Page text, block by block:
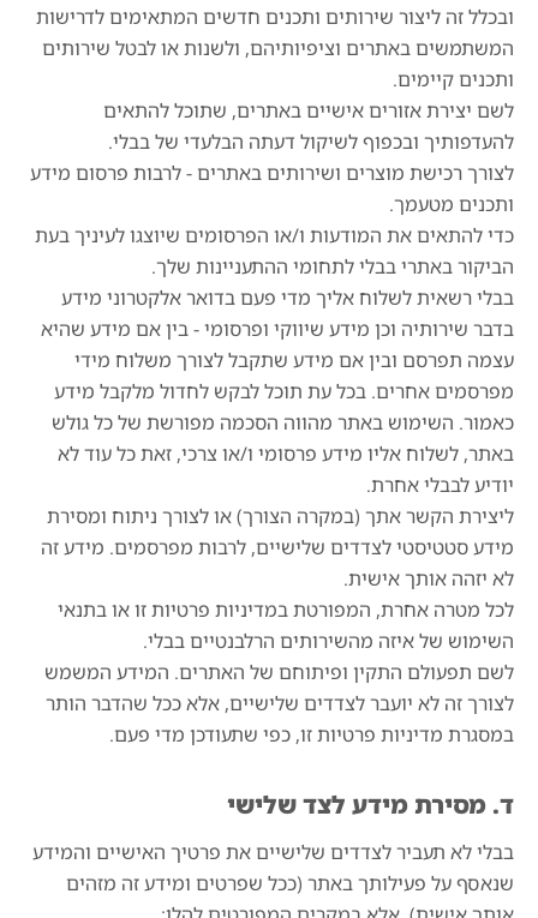
ובכלל זה ליצור שירותים ותכנים חדשים המתאימים לדרישות
המשתמשים באתרים וציפיותיהם, ולשנות או לבטל שירותים
ותכנים קיימים.
לשם יצירת אזורים אישיים באתרים, שתוכל להתאים
להעדפותיך ובכפוף לשיקול דעתה הבלעדי של בבלי.
לצורך רכישת מוצרים ושירותים באתרים - לרבות פרסום מידע
ותכנים מטעמך.
כדי להתאים את המודעות ו/או הפרסומים שיוצגו לעיניך בעת
הביקור באתרי בבלי לתחומי ההתעניינות שלך.
בבלי רשאית לשלוח אליך מדי פעם בדואר אלקטרוני מידע
בדבר שירותיה וכן מידע שיווקי ופרסומי - בין אם מידע שהיא
עצמה תפרסם ובין אם מידע שתקבל לצורך משלוח מידי
מפרסמים אחרים. בכל עת תוכל לבקש לחדול מלקבל מידע
כאמור. השימוש באתר מהווה הסכמה מפורשת של כל גולש
באתר, לשלוח אליו מידע פרסומי ו/או צרכי, זאת כל עוד לא
יודיע לבבלי אחרת.
ליצירת הקשר אתך (במקרה הצורך) או לצורך ניתוח ומסירת
מידע סטטיסטי לצדדים שלישיים, לרבות מפרסמים. מידע זה
לא יזהה אותך אישית.
לכל מטרה אחרת, המפורטת במדיניות פרטיות זו או בתנאי
השימוש של איזה מהשירותים הרלבנטיים בבלי.
לשם תפעולם התקין ופיתוחם של האתרים. המידע המשמש
לצורך זה לא יועבר לצדדים שלישיים, אלא ככל שהדבר הותר
במסגרת מדיניות פרטיות זו, כפי שתעודכן מדי פעם.
ד. מסירת מידע לצד שלישי
בבלי לא תעביר לצדדים שלישיים את פרטיך האישיים והמידע
שנאסף על פעילותך באתר (ככל שפרטים ומידע זה מזהים